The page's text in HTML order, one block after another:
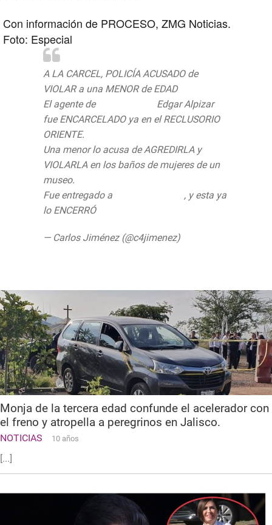
Con información de PROCESO, ZMG Noticias.
Foto: Especial
A LA CARCEL, POLICÍA ACUSADO de
VIOLAR a una MENOR de EDAD
El agente de
Edgar Alpizar
fue ENCARCELADO ya en el RECLUSORIO
ORIENTE.
Una menor lo acusa de AGREDIRLA y
VIOLARLA en los baños de mujeres de un
museo.
Fue entregado a
, y esta ya
lo ENCERRÓ
— Carlos Jiménez (@c4jimenez)
Monja de la tercera edad confunde el acelerador con
el freno y atropella a peregrinos en Jalisco.
NOTICIAS 10 años
[...]